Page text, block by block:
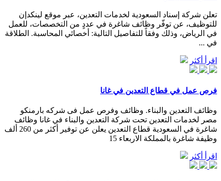
تعلن شركة إسناد السعودية لخدمات التعدين، عبر موقع لينكدإن
للتوظيف، عن توفّر وظائف شاغرة في عددٍ من التخصصات، للعمل
في الرياض، وذلك وفقاً للتفاصيل التالية: أخصائي المحاسبة. الطلاقة
في ...
اقرأ أكثر
فرص عمل في قطاع التعدين في غانا
وظائف التعدين والبناء. وظائف وفرص عمل فى شركه بارمنكو
مصر لخدمات التعدين تحت شركة التعدين والبناء في غانا وظائف
شاغرة في السعودية قطاع التعدين يعلن عن توفير أكثر من 260 ألف
وظيفة شاغرة بالمملكة الاربعاء 15
اقرأ أكثر